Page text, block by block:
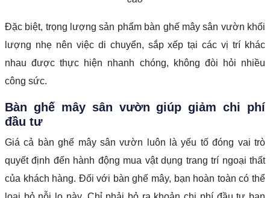
Đặc biệt, trọng lượng sản phẩm bàn ghế mây sân vườn khối
lượng nhẹ nên việc di chuyển, sắp xếp tại các vị trí khác
nhau được thực hiện nhanh chóng, không đòi hỏi nhiều
công sức.
Bàn ghế mây sân vườn giúp giảm chi phí
đầu tư
Giá cả bàn ghế mây sân vườn luôn là yếu tố đóng vai trò
quyết định đến hành động mua vật dụng trang trí ngoại thất
của khách hàng. Đối với bàn ghế mây, bạn hoàn toàn có thể